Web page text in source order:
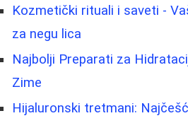
Kozmetički rituali i saveti -
za negu lica
Najbolji Preparati za
Zime
Hijaluronski tretmani: